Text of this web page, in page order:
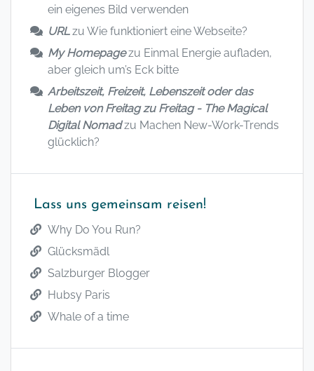
ein eigenes Bild verwenden
URLzu Wie funktioniert eine Webseite?
My Homepagezu Einmal Energie aufladen,
aber gleich um’s Eck bitte
Arbeitszeit, Freizeit, Lebenszeit oder das
Leben von Freitag zu Freitag - The Magical
Digital Nomadzu Machen New-Work-Trends
glücklich?
Lass uns gemeinsam reisen!
Why Do You Run?
Glücksmädl
Salzburger Blogger
Hubsy Paris
Whale of a time